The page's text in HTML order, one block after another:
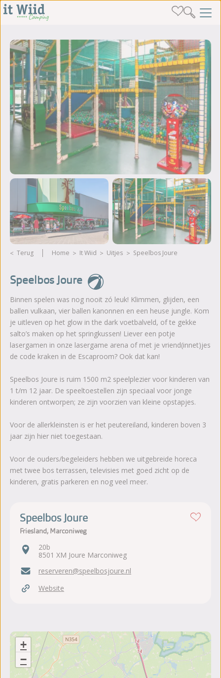
Terug Home It Wiid Uitjes Speelbos Joure
Speelbos Joure
Binnen spelen was nog nooit zó leuk! Klimmen, glijden, een
ballen vulkaan, vier ballen kanonnen en een heuse jungle. Kom
je uitleven op het glow in the dark voetbalveld, of te gekke
salto’s maken op het springkussen! Liever een potje
lasergamen in onze lasergame arena of met je vriend(innet)jes
de code kraken in de Escaproom? Ook dat kan!
Speelbos Joure is ruim 1500 m2 speelplezier voor kinderen van
1 t/m 12 jaar. De speeltoestellen zijn speciaal voor jonge
kinderen ontworpen; ze zijn voorzien van kleine opstapjes.
Voor de allerkleinsten is er het peutereiland, kinderen boven 3
jaar zijn hier niet toegestaan.
Voor de ouders/begeleiders hebben we uitgebreide horeca
met twee bos terrassen, televisies met goed zicht op de
kinderen, gratis parkeren en nog veel meer.
Speelbos Joure
Friesland, Marconiweg
20b
8501 XM Joure Marconiweg
reserveren@speelbosjoure.nl
Website
+
−